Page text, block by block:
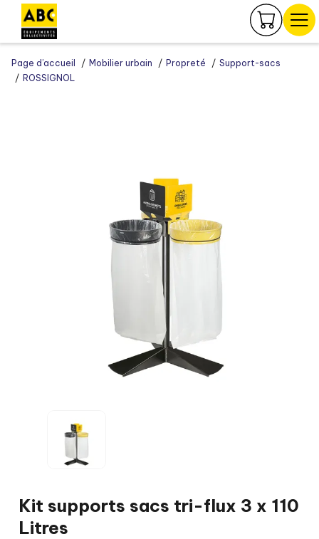
Page d’accueil Mobilier urbain Propreté
Support-sacs
ROSSIGNOL
Kit supports sacs tri-flux 3 x 110
Litres
Panneau de gestion des cookies